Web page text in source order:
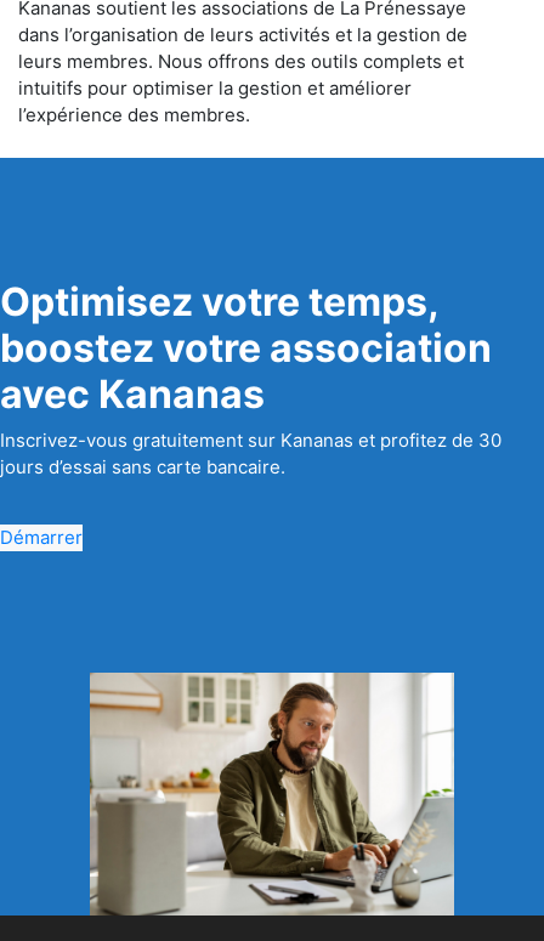
Kananas soutient les associations de La Prénessaye
dans l’organisation de leurs activités et la gestion de
leurs membres. Nous offrons des outils complets et
intuitifs pour optimiser la gestion et améliorer
l’expérience des membres.
Optimisez votre temps,
boostez votre association
avec Kananas
Inscrivez-vous gratuitement sur Kananas et profitez de 30
jours d’essai sans carte bancaire.
Démarrer